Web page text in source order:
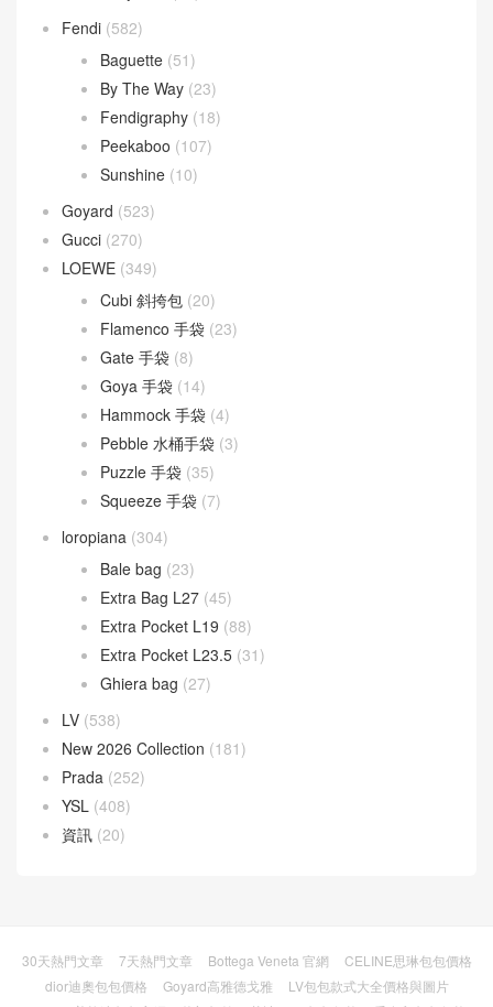
Fendi (582)
Baguette (51)
By The Way (23)
Fendigraphy (18)
Peekaboo (107)
Sunshine (10)
Goyard (523)
Gucci (270)
LOEWE (349)
Cubi 斜挎包 (20)
Flamenco 手袋 (23)
Gate 手袋 (8)
Goya 手袋 (14)
Hammock 手袋 (4)
Pebble 水桶手袋 (3)
Puzzle 手袋 (35)
Squeeze 手袋 (7)
loropiana (304)
Bale bag (23)
Extra Bag L27 (45)
Extra Pocket L19 (88)
Extra Pocket L23.5 (31)
Ghiera bag (27)
LV (538)
New 2026 Collection (181)
Prada (252)
YSL (408)
資訊 (20)
30天熱門文章 7天熱門文章 Bottega Veneta 官網
CELINE思琳包包價格
dior迪奧包包價格
Goyard高雅德戈雅
LV包包款式大全價格與圖片